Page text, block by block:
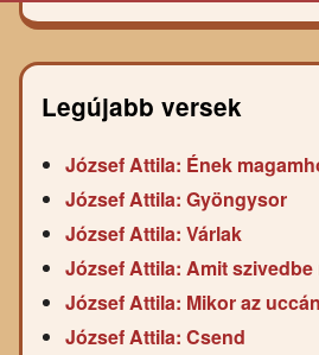
Legújabb versek
József Attila: Ének
József Attila: Gyöngysor
József Attila: Várlak
József Attila: Amit szivedbe
József Attila: Mikor az
József Attila: Csend